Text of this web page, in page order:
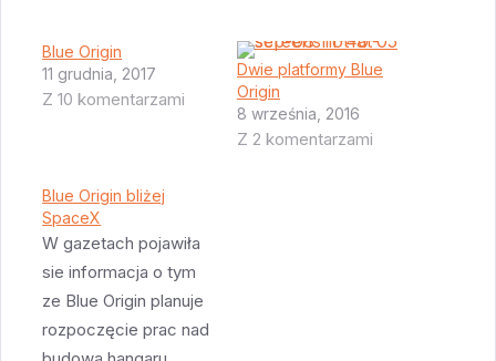
Blue Origin
11 grudnia, 2017
Z 10 komentarzami
Dwie platformy Blue
Origin
8 września, 2016
Z 2 komentarzami
Blue Origin bliżej
SpaceX
W gazetach pojawiła
sie informacja o tym
ze Blue Origin planuje
rozpoczęcie prac nad